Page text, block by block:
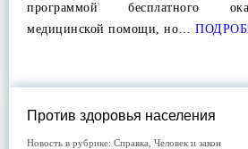
программой бесплатного
медицинской помощи, но…
Против здоровья населения
Новость в рубрике: Справка Человек и закон